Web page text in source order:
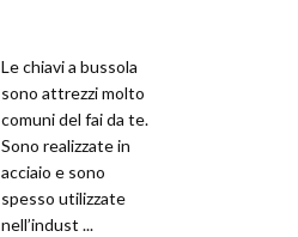
Le chiavi a bussola
sono attrezzi molto
comuni del fai da te.
Sono realizzate in
acciaio e sono
spesso utilizzate
nell’indust ...